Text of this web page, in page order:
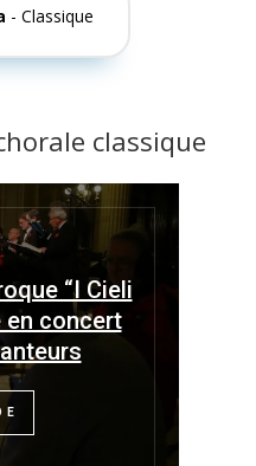
- Classique
classique
“I Cieli
en concert